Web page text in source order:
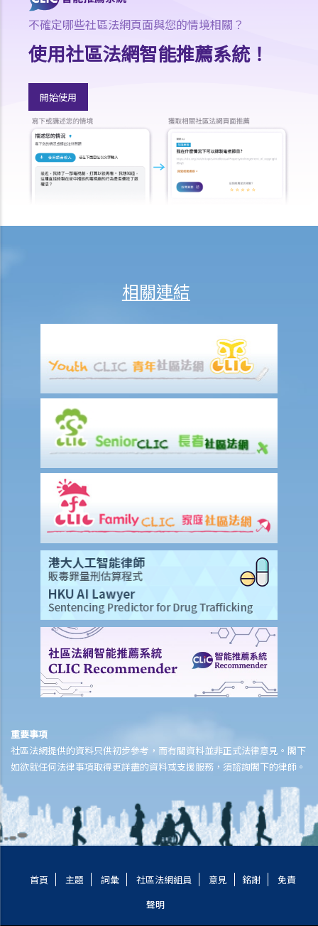
產代理仍繼續利用該業主的住宅電話及手提電話號碼聯絡她，力圖勸她
2. 私隱專員公署之投訴個案簡述 ─ 一名區議員的辦事處使用曾向該議
在政治性促銷中不當使用個人資料？
有關「起底」罪行
A. 兩級制的「起底」罪行
問與答
1. 我的朋友在通訊平台上與他分享我的香港身份證副本及其他個人資
2. 與我有爭拗的商業合作夥伴在社交平台上披露了我的個人資料，並附
1. 要求提供材料及協助的權力
4. 關於阻礙私隱專員、訂明人員或獲授權人員行使手令或拘捕等有關權
力的罪行
5. 檢控的權力
C. 有關「起底」罪行的其他濟助
1. 停止披露通知
2. 強制令
投訴、懲罰及法律協助
不確定哪些社區法網頁面與您的情境相關？
使用社區法網智能推薦系統！
開始使用
相關連結
重要事項
社區法網提供的資料只供初步參考，而有關資料並非正式法律意見。閣下
如欲就任何法律事項取得更詳盡的資料或支援服務，須諮詢閣下的律師。
首頁 主題 詞彙 社區法網組員 意見 銘謝
免責
聲明